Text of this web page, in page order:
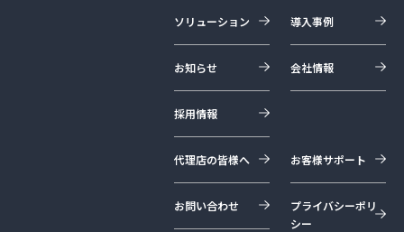
ソリューション 導入事例
お知らせ 会社情報
採用情報
代理店の皆様へ お客様サポート
お問い合わせ
プライバシーポリ
シー